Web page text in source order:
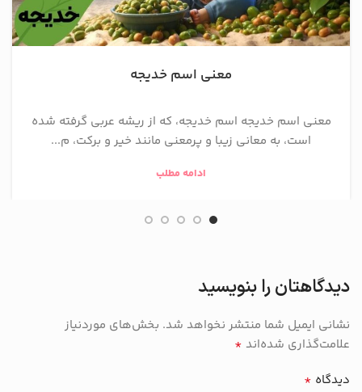
معنی اسم خدیجه
معنی اسم خدیجه اسم خدیجه، که از ریشه عربی گرفته شده
است، به معانی زیبا و پرمعنی مانند خیر و برکت، م...
ادامه مطلب
دیدگاهتان را بنویسید
نشانی ایمیل شما منتشر نخواهد شد. بخش‌های موردنیاز
علامت‌گذاری شده‌اند *
دیدگاه *